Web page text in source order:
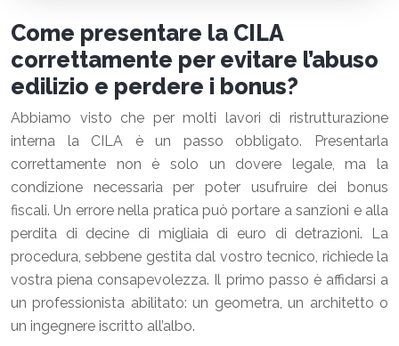
Come presentare la CILA
correttamente per evitare l’abuso
edilizio e perdere i bonus?
Abbiamo visto che per molti lavori di ristrutturazione
interna la CILA è un passo obbligato. Presentarla
correttamente non è solo un dovere legale, ma la
condizione necessaria per poter usufruire dei bonus
fiscali. Un errore nella pratica può portare a sanzioni e alla
perdita di decine di migliaia di euro di detrazioni. La
procedura, sebbene gestita dal vostro tecnico, richiede la
vostra piena consapevolezza. Il primo passo è affidarsi a
un professionista abilitato: un geometra, un architetto o
un ingegnere iscritto all’albo.